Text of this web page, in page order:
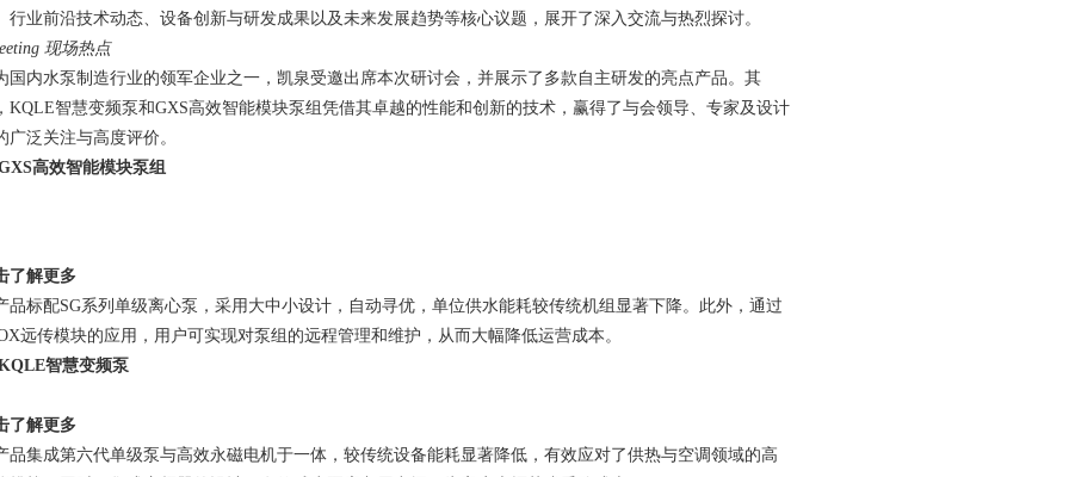
行业前沿技术动态、设备创新与研发成果以及未来发展趋势等核心议题，展开了深入交流与热烈探讨。
现场热点
国内水泵制造行业的领军企业之一，凯泉受邀出席本次研讨会，并展示了多款自主研发的亮点产品。其
KQLE智慧变频泵和GXS高效智能模块泵组凭借其卓越的性能和创新的技术，赢得了与会领导、专家及设计
广泛关注与高度评价。
高效智能模块泵组
了解更多
品标配SG系列单级离心泵，采用大中小设计，自动寻优，单位供水能耗较传统机组显著下降。此外，通过
远传模块的应用，用户可实现对泵组的远程管理和维护，从而大幅降低运营成本。
智慧变频泵
了解更多
品集成第六代单级泵与高效永磁电机于一体，较传统设备能耗显著降低，有效应对了供热与空调领域的高